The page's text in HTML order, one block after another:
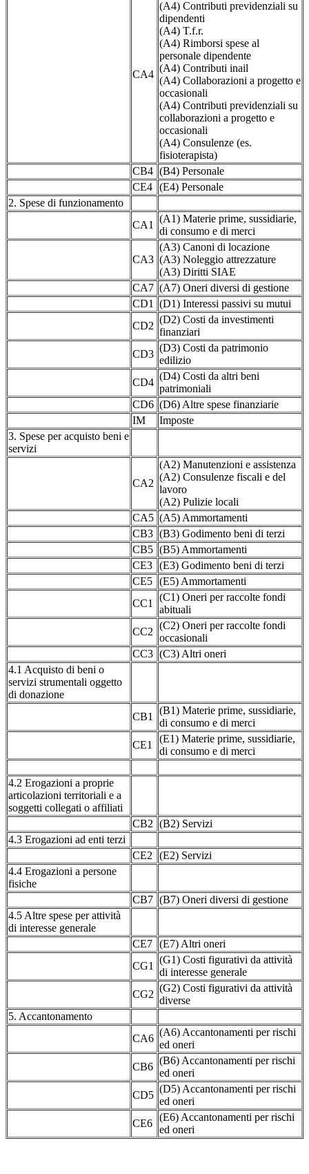
CA4
(A4) Contributi previdenziali su
dipendenti
(A4) T.f.r.
(A4) Rimborsi spese al
personale dipendente
(A4) Contributi inail
(A4) Collaborazioni a progetto e
occasionali
(A4) Contributi previdenziali su
collaborazioni a progetto e
occasionali
(A4) Consulenze (es.
fisioterapista)
CB4 (B4) Personale
CE4 (E4) Personale
2. Spese di funzionamento
CA1
(A1) Materie prime, sussidiarie,
di consumo e di merci
CA3
(A3) Canoni di locazione
(A3) Noleggio attrezzature
(A3) Diritti SIAE
CA7 (A7) Oneri diversi di gestione
CD1
(D1) Interessi passivi su mutui
CD2
(D2) Costi da investimenti
finanziari
CD3
(D3) Costi da patrimonio
edilizio
CD4
(D4) Costi da altri beni
patrimoniali
CD6 (D6) Altre spese finanziarie
IM
Imposte
3. Spese per acquisto beni e
servizi
CA2
(A2) Manutenzioni e assistenza
(A2) Consulenze fiscali e del
lavoro
(A2) Pulizie locali
CA5 (A5) Ammortamenti
CB3 (B3) Godimento beni di terzi
CB5 (B5) Ammortamenti
CE3 (E3) Godimento beni di terzi
CE5 (E5) Ammortamenti
CC1
(C1) Oneri per raccolte fondi
abituali
CC2
(C2) Oneri per raccolte fondi
occasionali
CC3 (C3) Altri oneri
4.1 Acquisto di beni o
servizi strumentali oggetto
di donazione
CB1
(B1) Materie prime, sussidiarie,
di consumo e di merci
CE1
(E1) Materie prime, sussidiarie,
di consumo e di merci
4.2 Erogazioni a proprie
articolazioni territoriali e a
soggetti collegati o affiliati
CB2 (B2) Servizi
4.3 Erogazioni ad enti terzi
CE2
(E2) Servizi
4.4 Erogazioni a persone
fisiche
CB7 (B7) Oneri diversi di gestione
4.5 Altre spese per attività
di interesse generale
CE7 (E7) Altri oneri
CG1
(G1) Costi figurativi da attività
di interesse generale
CG2
(G2) Costi figurativi da attività
diverse
5. Accantonamento
CA6
(A6) Accantonamenti per rischi
ed oneri
CB6
(B6) Accantonamenti per rischi
ed oneri
CD5
(D5) Accantonamenti per rischi
ed oneri
CE6
(E6) Accantonamenti per rischi
ed oneri